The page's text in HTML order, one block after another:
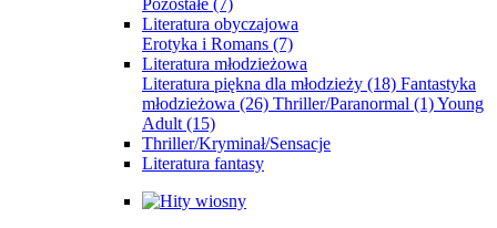
Pozostałe (7)
Literatura obyczajowa
Erotyka i Romans (7)
Literatura młodzieżowa
Literatura piękna dla młodzieży (18) Fantastyka
młodzieżowa (26) Thriller/Paranormal (1)Young
Adult (15)
Thriller/Kryminał/Sensacje
Literatura fantasy